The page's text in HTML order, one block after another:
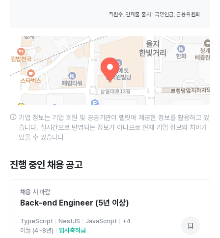
직원수, 연매출 출처 : 국민연금, 금융위원회
기업 정보는 기업 회원 및 공공기관이 랠릿에 제공한 정보를 활용하고 있
습니다. 실시간으로 반영되는 정보가 아니므로 현재 기업 정보와 차이가
있을 수 있습니다
진행 중인 채용 공고
채용 시 마감
Back-end Engineer (5년 이상)
TypeScript NestJS JavaScript +4
미들 (4~8년)
입사축하금